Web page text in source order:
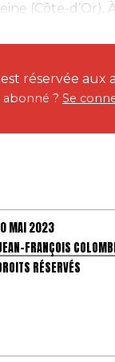
(Côte-d’Or).
réservée aux
abonné ? Se
MAI 2023
FRANÇOIS
RÉSERVÉS